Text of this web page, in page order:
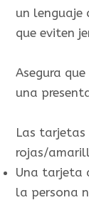
un lenguaje
que eviten
Asegura
una
Las tarjetas
rojas/
Una tarjeta
la persona